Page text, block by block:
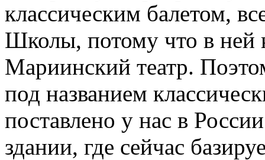
классическим балетом,
Школы, потому что в ней
Мариинский театр.
под названием
поставлено у нас в
здании, где сейчас